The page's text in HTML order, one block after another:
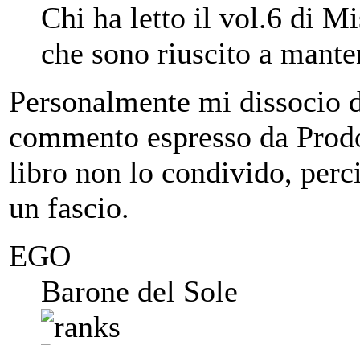
Chi ha letto il vol.6 di
che sono riuscito a
Personalmente mi dissocio
commento espresso da
libro non lo condivido,
un fascio.
EGO
Barone del Sole